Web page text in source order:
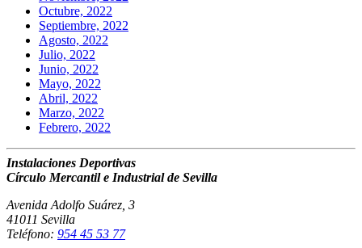
Octubre, 2022
Septiembre, 2022
Agosto, 2022
Julio, 2022
Junio, 2022
Mayo, 2022
Abril, 2022
Marzo, 2022
Febrero, 2022
Instalaciones Deportivas
Círculo Mercantil e Industrial de Sevilla
Avenida Adolfo Suárez, 3
41011 Sevilla
Teléfono: 954 45 53 77